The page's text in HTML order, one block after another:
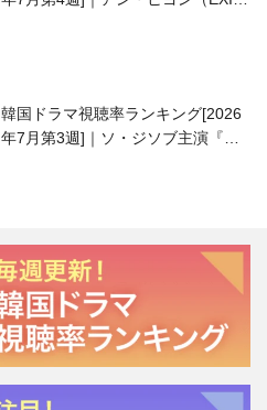
韓国ドラマ視聴率ランキング[2026
年7月第3週]｜ソ・ジソブ主演『エ